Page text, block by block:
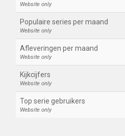
Website only
Populaire series per maand
Website only
Afleveringen per maand
Website only
Kijkcijfers
Website only
Top serie gebruikers
Website only